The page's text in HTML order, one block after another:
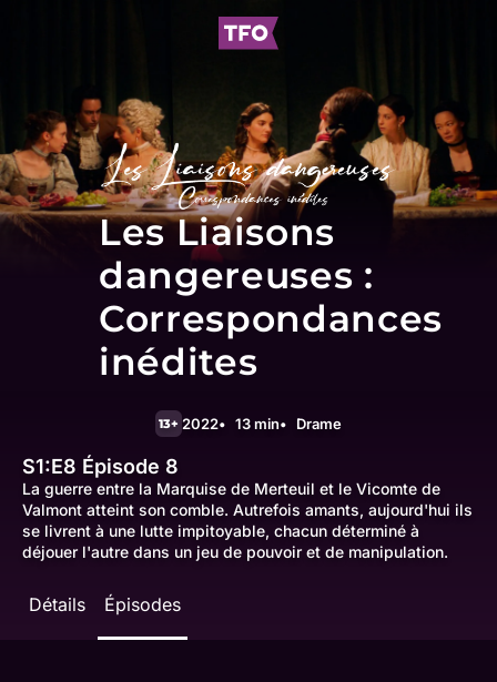
Les Liaisons
dangereuses :
Correspondances
inédites
13+ 2022 13 min Drame
S1:E8 Épisode 8
La guerre entre la Marquise de Merteuil et le Vicomte de
Valmont atteint son comble. Autrefois amants, aujourd'hui ils
se livrent à une lutte impitoyable, chacun déterminé à
déjouer l'autre dans un jeu de pouvoir et de manipulation.
Détails Épisodes